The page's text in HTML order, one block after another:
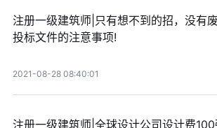
注册一级建筑师|只有想不到的招，没有
投标文件的注意事项!
2021-08-28 08:40:01
注册一级建筑师|全球设计公司设计费100